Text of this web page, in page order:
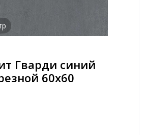
Гварди синий
60х60